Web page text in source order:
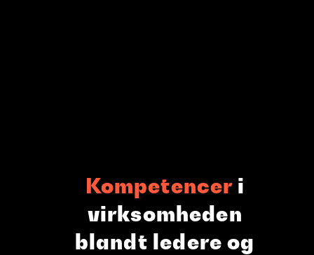
Kompetencer i
virksomheden
blandt ledere og